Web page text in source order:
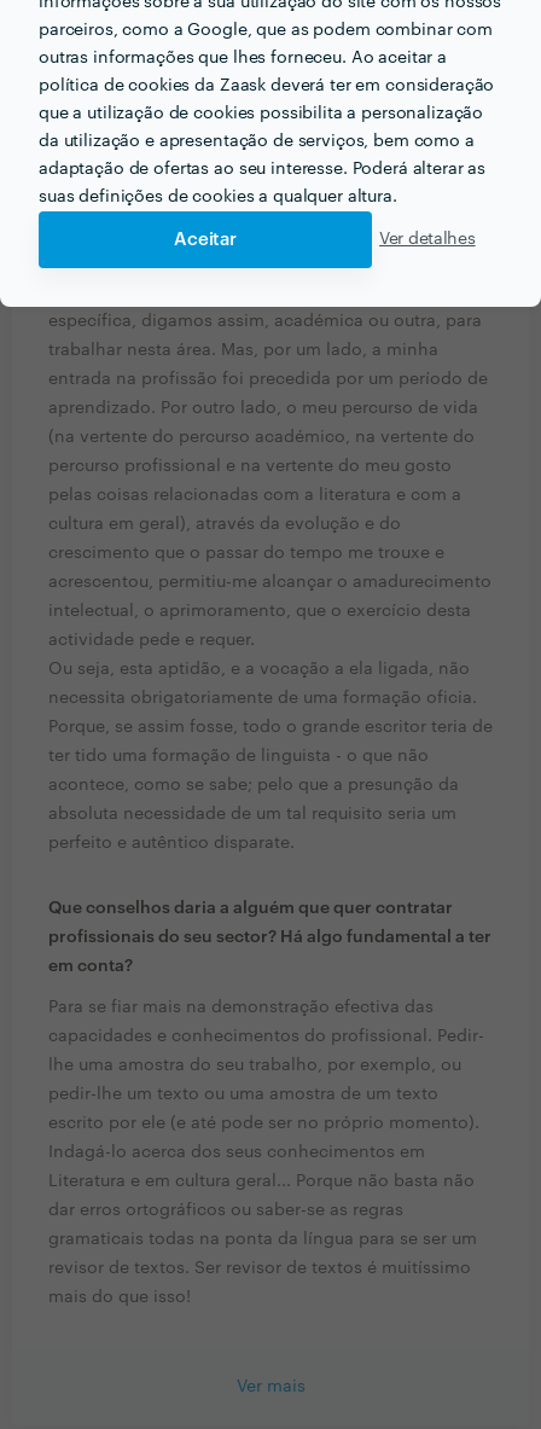
parceiros, como a Google, que as podem combinar com
outras informações que lhes forneceu. Ao aceitar a
política de cookies da Zaask deverá ter em consideração
que a utilização de cookies possibilita a personalização
da utilização e apresentação de serviços, bem como a
adaptação de ofertas ao seu interesse. Poderá alterar as
suas definições de cookies a qualquer altura.
Aceitar Ver detalhes
digamos assim); e, finalmente, quanto cobro.
Isto, basicamente, são as três questões essenciais.
E, depois, last but not least, a questão de como
Isto é quanto basta!
específica, digamos assim, académica ou outra, para
trabalhar nesta área. Mas, por um lado, a minha
entrada na profissão foi precedida por um período de
aprendizado. Por outro lado, o meu percurso de vida
(na vertente do percurso académico, na vertente do
percurso profissional e na vertente do meu gosto
pelas coisas relacionadas com a literatura e com a
cultura em geral), através da evolução e do
crescimento que o passar do tempo me trouxe e
acrescentou, permitiu-me alcançar o amadurecimento
intelectual, o aprimoramento, que o exercício desta
actividade pede e requer.
Ou seja, esta aptidão, e a vocação a ela ligada, não
necessita obrigatoriamente de uma formação oficia.
Porque, se assim fosse, todo o grande escritor teria de
ter tido uma formação de linguista - o que não
acontece, como se sabe; pelo que a presunção da
absoluta necessidade de um tal requisito seria um
perfeito e autêntico disparate.
Que conselhos daria a alguém que quer contratar
profissionais do seu sector? Há algo fundamental a ter
em conta?
Para se fiar mais na demonstração efectiva das
capacidades e conhecimentos do profissional. Pedir-
lhe uma amostra do seu trabalho, por exemplo, ou
pedir-lhe um texto ou uma amostra de um texto
escrito por ele (e até pode ser no próprio momento).
Indagá-lo acerca dos seus conhecimentos em
Literatura e em cultura geral... Porque não basta não
dar erros ortográficos ou saber-se as regras
gramaticais todas na ponta da língua para se ser um
revisor de textos. Ser revisor de textos é muitíssimo
mais do que isso!
Ver mais